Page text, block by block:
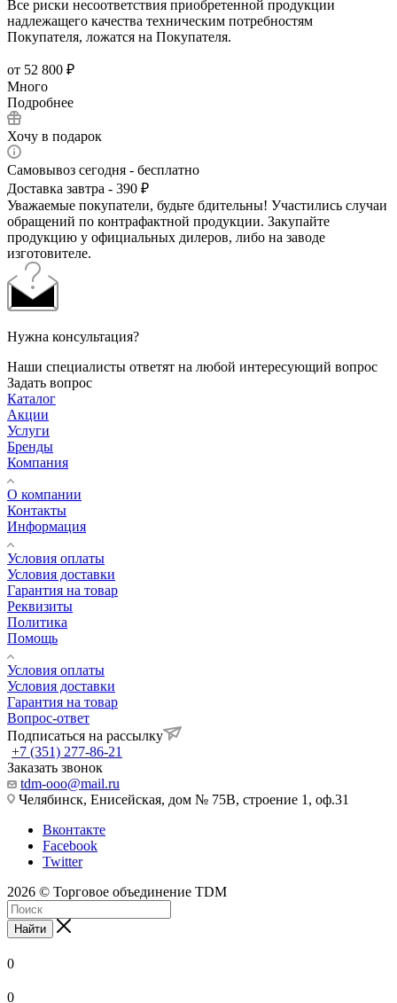
Все риски несоответствия приобретенной продукции
надлежащего качества техническим потребностям
Покупателя, ложатся на Покупателя.
от 52 800 ₽
Много
Подробнее
Хочу в подарок
Самовывоз сегодня - бесплатно
Доставка завтра - 390 ₽
Уважаемые покупатели, будьте бдительны! Участились случаи
обращений по контрафактной продукции. Закупайте
продукцию у официальных дилеров, либо на заводе
изготовителе.
Нужна консультация?
Наши специалисты ответят на любой интересующий вопрос
Задать вопрос
Каталог
Акции
Услуги
Бренды
Компания
О компании
Контакты
Информация
Условия оплаты
Условия доставки
Гарантия на товар
Реквизиты
Политика
Помощь
Условия оплаты
Условия доставки
Гарантия на товар
Вопрос-ответ
Подписаться на рассылку
+7 (351) 277-86-21
Заказать звонок
tdm-ooo@mail.ru
Челябинск, Енисейская, дом № 75В, строение 1, оф.31
Вконтакте
Facebook
Twitter
2026 © Торговое объединение TDM
Найти
0
0